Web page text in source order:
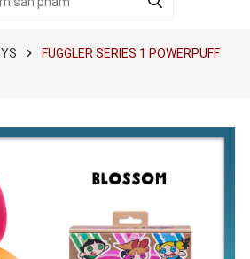
FUGGLER SERIES 1 POWERPUFF